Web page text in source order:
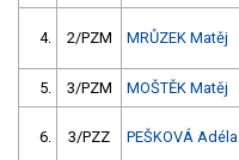
4. 2/PZM MRŮZEK Matěj
5. 3/PZM MOŠTĚK Matěj
6. 3/PZZ PEŠKOVÁ Adéla